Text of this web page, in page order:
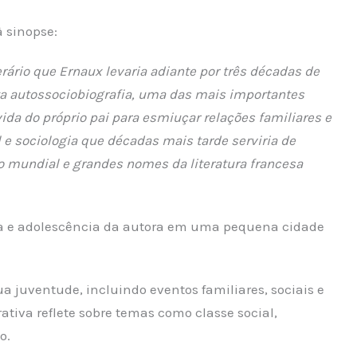
sinopse:
que Ernaux levaria adiante por três décadas de
autossociobiografia, uma das mais importantes
do próprio pai para esmiuçar relações familiares e
sociologia que décadas mais tarde serviria de
e grandes nomes da literatura francesa
adolescência da autora em uma pequena cidade
juventude, incluindo eventos familiares, sociais e
reflete sobre temas como classe social,